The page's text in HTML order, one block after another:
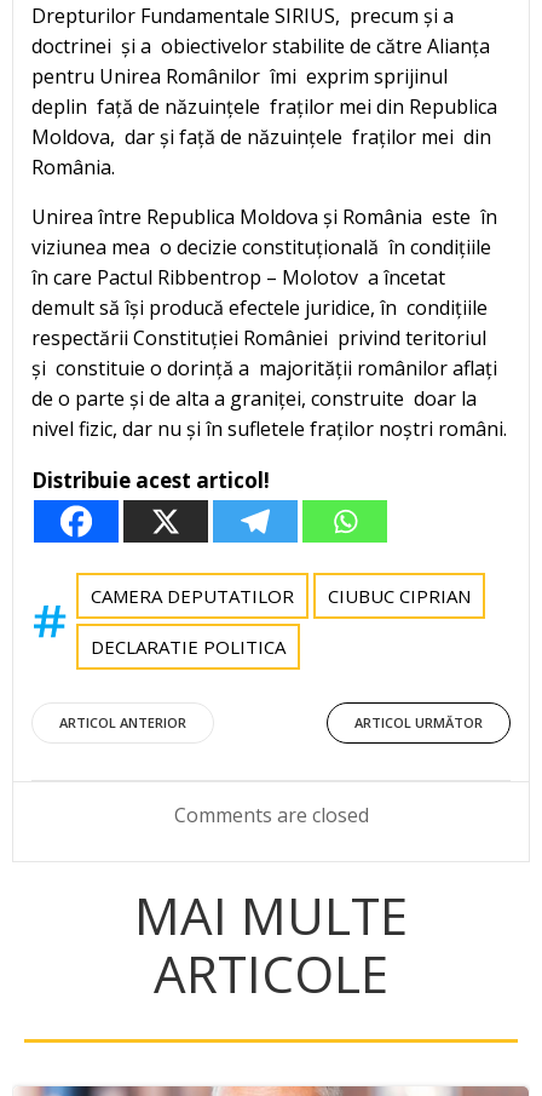
Drepturilor Fundamentale SIRIUS, precum și a
doctrinei și a obiectivelor stabilite de către Alianța
pentru Unirea Românilor îmi exprim sprijinul
deplin față de năzuințele fraților mei din Republica
Moldova, dar și față de năzuințele fraților mei din
România.
Unirea între Republica Moldova și România este în
viziunea mea o decizie constituțională în condițiile
în care Pactul Ribbentrop – Molotov a încetat
demult să își producă efectele juridice, în condițiile
respectării Constituției României privind teritoriul
și constituie o dorință a majorității românilor aflați
de o parte și de alta a graniței, construite doar la
nivel fizic, dar nu și în sufletele fraților noștri români.
Distribuie acest articol!
CAMERA DEPUTATILOR CIUBUC CIPRIAN
DECLARATIE POLITICA
Post
navigation
ARTICOL ANTERIOR
Post
navigation
ARTICOL URMĂTOR
Comments are closed
MAI MULTE
ARTICOLE